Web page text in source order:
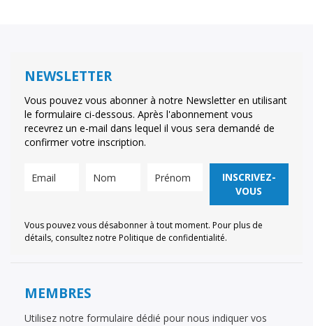
NEWSLETTER
Vous pouvez vous abonner à notre Newsletter en utilisant
le formulaire ci-dessous. Après l'abonnement vous
recevrez un e-mail dans lequel il vous sera demandé de
confirmer votre inscription.
INSCRIVEZ-
VOUS
Vous pouvez vous désabonner à tout moment. Pour plus de
détails, consultez notre Politique de confidentialité.
MEMBRES
Utilisez notre formulaire dédié pour nous indiquer vos